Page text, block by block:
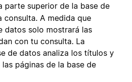
parte superior de la base de
consulta. A medida que
datos solo mostrará las
con tu consulta. La
de datos analiza los títulos y
páginas de la base de